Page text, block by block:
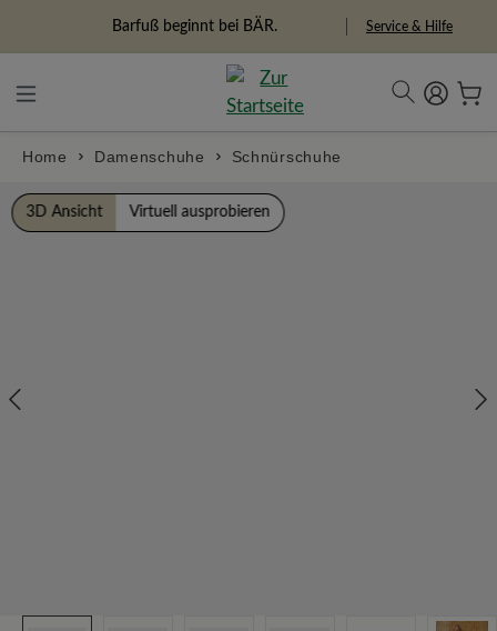
Freiheitspioniere Service & Hilfe
Home Damenschuhe Schnürschuhe
Bildergalerie überspringen
3D Ansicht Virtuell ausprobieren